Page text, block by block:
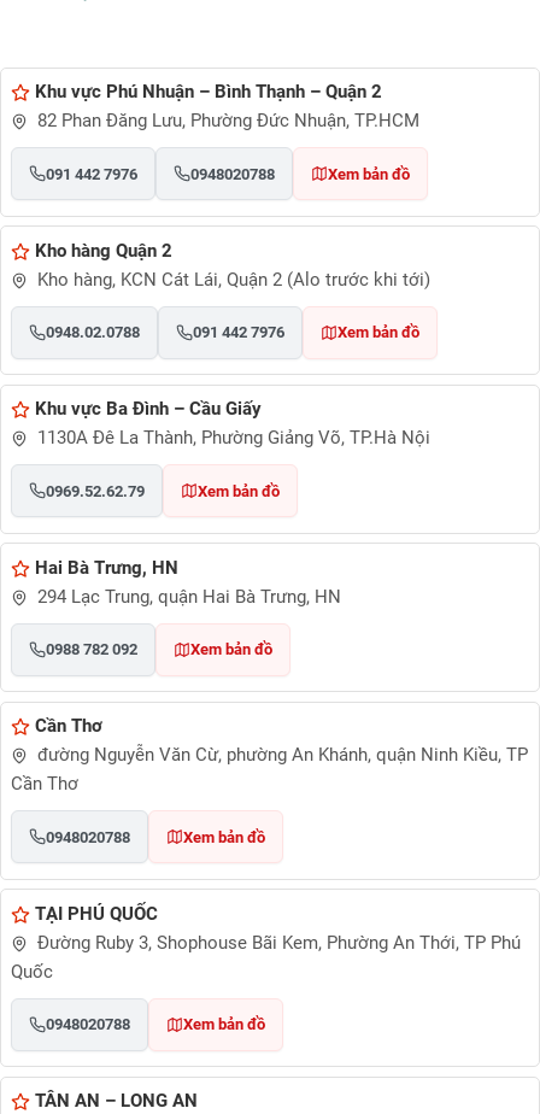
Khu vực Phú Nhuận – Bình Thạnh – Quận 2
82 Phan Đăng Lưu, Phường Đức Nhuận, TP.HCM
091 442 7976 0948020788 Xem bản đồ
Kho hàng Quận 2
Kho hàng, KCN Cát Lái, Quận 2 (Alo trước khi tới)
0948.02.0788 091 442 7976 Xem bản đồ
Khu vực Ba Đình – Cầu Giấy
1130A Đê La Thành, Phường Giảng Võ, TP.Hà Nội
0969.52.62.79 Xem bản đồ
Hai Bà Trưng, HN
294 Lạc Trung, quận Hai Bà Trưng, HN
0988 782 092 Xem bản đồ
Cần Thơ
đường Nguyễn Văn Cừ, phường An Khánh, quận Ninh Kiều, TP
Cần Thơ
0948020788 Xem bản đồ
TẠI PHÚ QUỐC
Đường Ruby 3, Shophouse Bãi Kem, Phường An Thới, TP Phú
Quốc
0948020788 Xem bản đồ
TÂN AN – LONG AN